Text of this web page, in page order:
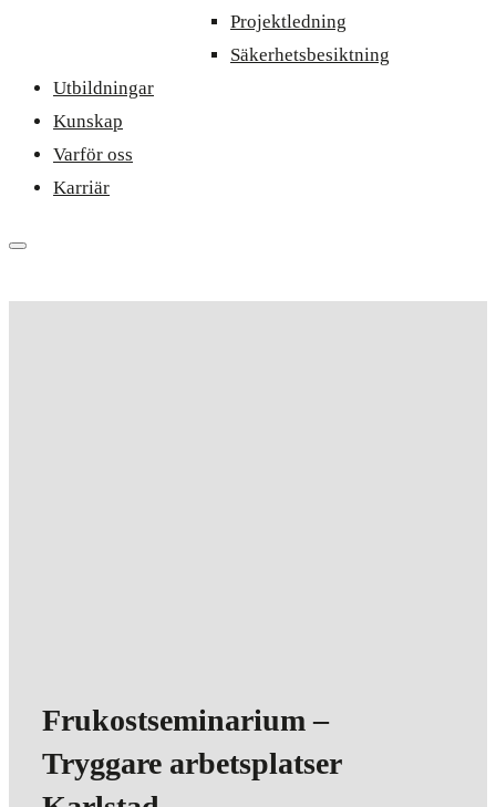
Projektledning
Säkerhetsbesiktning
Utbildningar
Kunskap
Varför oss
Karriär
Frukostseminarium –
Tryggare arbetsplatser